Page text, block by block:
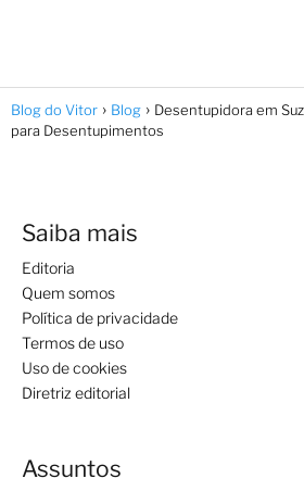
Blog do Vitor Blog
Desentupidora em
para Desentupimentos
Saiba mais
Editoria
Quem somos
Política de privacidade
Termos de uso
Uso de cookies
Diretriz editorial
Assuntos